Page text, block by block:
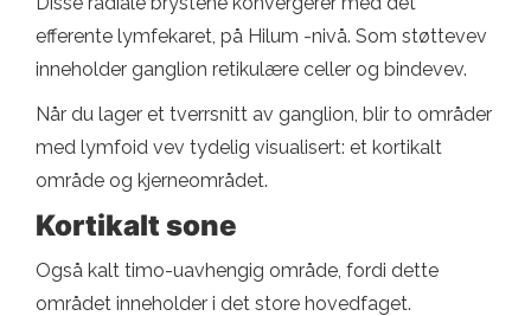
efferente lymfekaret, på Hilum -nivå. Som støttevev
inneholder ganglion retikulære celler og bindevev.
Når du lager et tverrsnitt av ganglion, blir to områder
med lymfoid vev tydelig visualisert: et kortikalt
område og kjerneområdet.
Kortikalt sone
Også kalt timo-uavhengig område, fordi dette
området inneholder i det store hovedfaget.